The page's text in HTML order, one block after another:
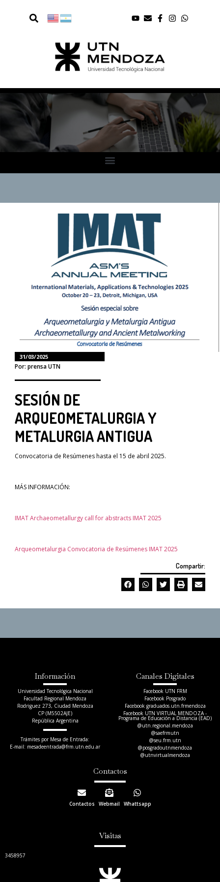
31/03/2025
Por: prensa UTN
SESIÓN DE
ARQUEOMETALURGIA Y
METALURGIA ANTIGUA
Convocatoria de Resúmenes hasta el 15 de abril 2025.
MÁS INFORMACIÓN:
IMAT Archaeometallurgy call for abstracts IMAT 2025
Arqueometalurgia Convocatoria de Resúmenes IMAT 2025
Compartir:
Información
Universidad Tecnológica Nacional
Facultad Regional Mendoza
Rodriguez 273, Ciudad Mendoza
CP (M5502AJE)
República Argentina
Trámites por Mesa de Entrada:
E-mail: mesadeentrada@frm.utn.edu.ar​
Canales Digitales
Facebook UTN FRM
Facebook Posgrado
Facebook graduados.utn.frmendoza
Facebook UTN VIRTUAL MENDOZA -
Programa de Educación a Distancia (EAD)
@utn.regional.mendoza
@saefrmutn
@seu.frm.utn
@posgradoutnmendoza
@utnvirtualmendoza
Contactos
Contactos Webmail Whattsapp
Visitas
3458957